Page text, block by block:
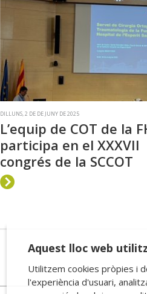
DILLUNS, 2 DE DE JUNY DE 2025
L’equip de COT de la
participa en el XXXVII
congrés de la SCCOT
Aquest lloc web
Utilitzem cookies pròpies i
l'experiència d'usuari,